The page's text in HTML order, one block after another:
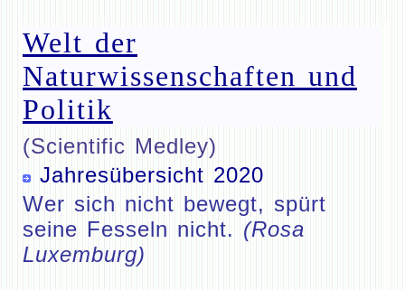
Welt der
Naturwissenschaften und
Politik
(Scientific Medley)
Jahresübersicht 2020
Wer sich nicht bewegt, spürt
seine Fesseln nicht. (Rosa
Luxemburg)